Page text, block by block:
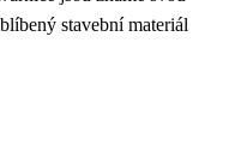
stavební materiál